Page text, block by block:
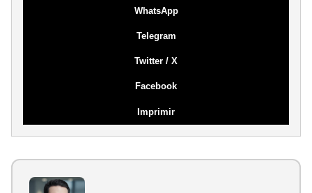
WhatsApp
Telegram
Twitter / X
Facebook
Imprimir